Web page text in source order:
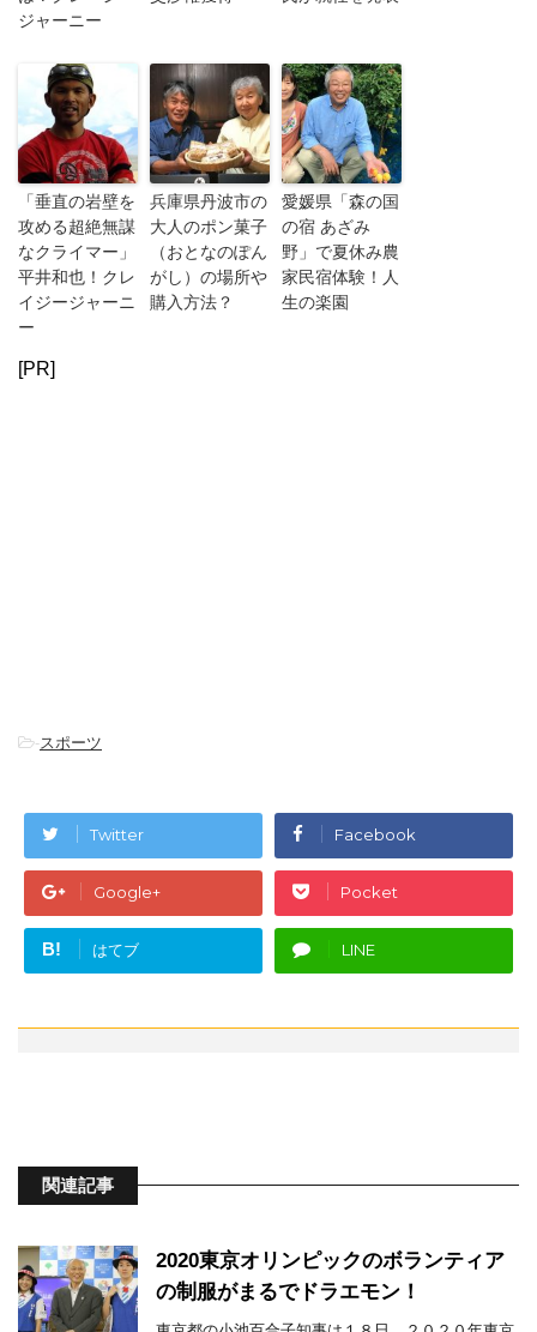
ジャーニー
「垂直の岩壁を
攻める超絶無謀
なクライマー」
平井和也！クレ
イジージャーニ
ー
兵庫県丹波市の
大人のポン菓子
（おとなのぽん
がし）の場所や
購入方法？
愛媛県「森の国
の宿 あざみ
野」で夏休み農
家民宿体験！人
生の楽園
[PR]
-スポーツ
Twitter Facebook
Google+ Pocket
B! はてブ LINE
関連記事
2020東京オリンピックのボランティア
の制服がまるでドラエモン！